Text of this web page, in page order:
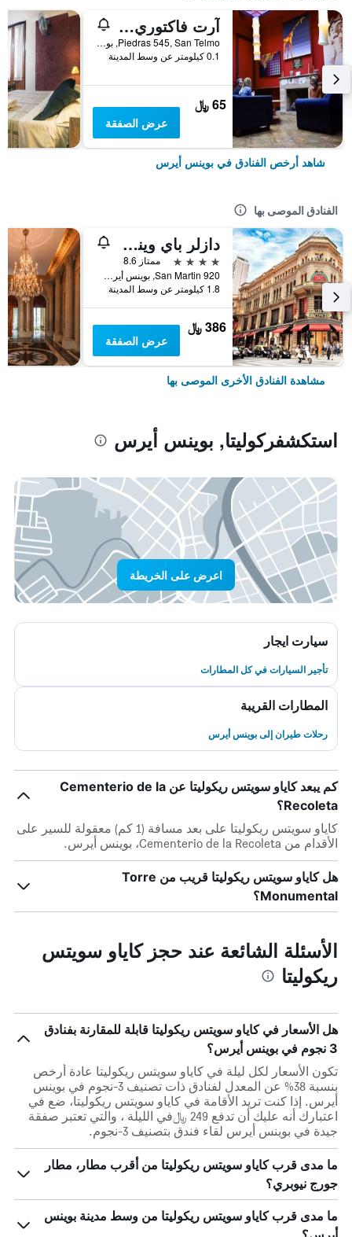
آرت فاكتوري سان تيلمو
Piedras 545, San Telmo, بوينس أيرس, Capital Federal District, الأرجنتين
0.1 كيلومتر عن وسط المدينة
65 ﷼
عرض الصفقة
شاهد أرخص الفنادق في بوينس أيرس
الفنادق الموصى بها
دازلر باي ويندام بوينوس أيريس سان مارتين
4 نجوم
ممتاز 8.6
San Martin 920, بوينس أيرس, Capital Federal District, الأرجنتين
1.8 كيلومتر عن وسط المدينة
386 ﷼
عرض الصفقة
مشاهدة الفنادق الأخرى الموصى بها
استكشفركوليتا, بوينس أيرس
اعرض على الخريطة
سيارت ايجار
تأجير السيارات في كل المطارات
المطارات القريبة
رحلات طيران إلى بوينس أيرس
كم يبعد كاياو سويتس ريكوليتا عن Cementerio de la
Recoleta؟
كاياو سويتس ريكوليتا على بعد مسافة (1 كم) معقولة للسير على
الأقدام من Cementerio de la Recoleta، بوينس أيرس.
هل كاياو سويتس ريكوليتا قريب من Torre
Monumental؟
الأسئلة الشائعة عند حجز كاياو سويتس
ريكوليتا
هل الأسعار في كاياو سويتس ريكوليتا قابلة للمقارنة بفنادق
3 نجوم في بوينس أيرس؟
تكون الأسعار لكل ليلة في كاياو سويتس ريكوليتا عادة أرخص
بنسبة 38% عن المعدل لفنادق ذات تصنيف 3-نجوم في بوينس
أيرس. إذا كنت تريد الأقامة في كاياو سويتس ريكوليتا، ضع في
اعتبارك أنه عليك أن تدفع 249 ﷼في الليلة ، والتي تعتبر صفقة
جيدة في بوينس أيرس لقاء فندق بتصنيف 3-نجوم.
ما مدى قرب كاياو سويتس ريكوليتا من أقرب مطار، مطار
جورج نيوبري؟
ما مدى قرب كاياو سويتس ريكوليتا من وسط مدينة بوينس